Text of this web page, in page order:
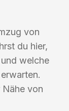
von
du hier,
welche
Nähe von